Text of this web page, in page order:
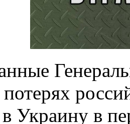
Украину в